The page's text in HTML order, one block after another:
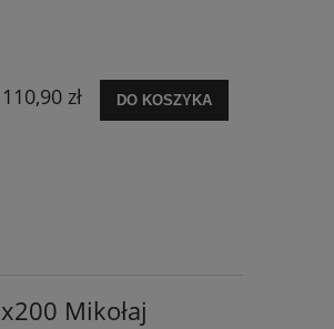
110,90 zł DO KOSZYKA
Mikołaj